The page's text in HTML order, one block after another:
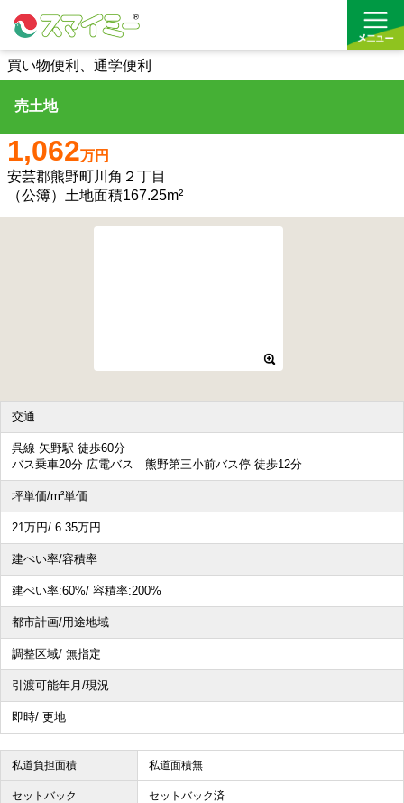
借りる
買う
お気に入り
買い物便利、通学便利
売土地
1,062万円
安芸郡熊野町川角２丁目
（公簿）土地面積167.25m²
交通
呉線 矢野駅 徒歩60分
バス乗車20分 広電バス 熊野第三小前バス停 徒歩12分
坪単価/m²単価
21万円/ 6.35万円
建ぺい率/容積率
建ぺい率:60%/ 容積率:200%
都市計画/用途地域
調整区域/ 無指定
引渡可能年月/現況
即時/ 更地
私道負担面積 私道面積無
セットバック セットバック済